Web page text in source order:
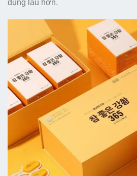
dụng lâu hơn.